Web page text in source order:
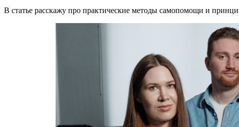
В статье расскажу про практические методы самопомощи и